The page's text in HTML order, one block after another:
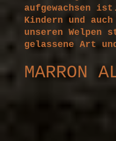
aufgewachsen
Kindern und auch
unseren
gelassene Art
MARRON